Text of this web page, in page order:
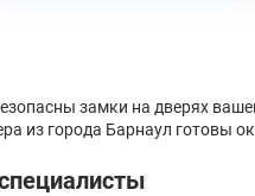
замки на дверях
из города Барнаул готовы